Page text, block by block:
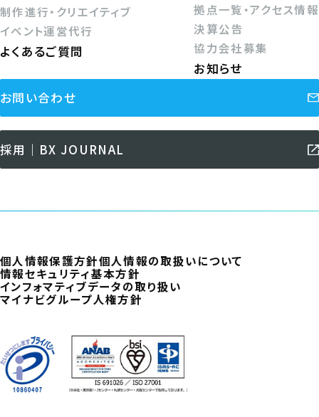
制作進行・クリエイティブ
イベント運営代行
よくあるご質問
拠点一覧・アクセス情報
決算公告
協力会社募集
お知らせ
お問い合わせ
採用｜BX JOURNAL
個人情報保護方針個人情報の取扱いについて
情報セキュリティ基本方針
インフォマティブデータの取り扱い
マイナビグループ人権方針